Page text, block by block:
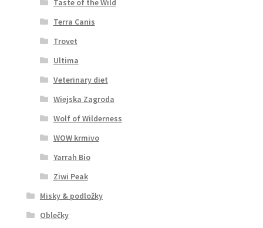
Taste of the Wild
Terra Canis
Trovet
Ultima
Veterinary diet
Wiejska Zagroda
Wolf of Wilderness
WOW krmivo
Yarrah Bio
Ziwi Peak
Misky & podložky
Oblečky